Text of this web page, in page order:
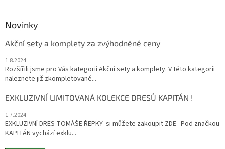
Novinky
Akční sety a komplety za zvýhodněné ceny
1.8.2024
Rozšířili jsme pro Vás kategorii Akční sety a komplety. V této kategorii
naleznete již zkompletované...
EXKLUZIVNÍ LIMITOVANÁ KOLEKCE DRESŮ KAPITÁN !
1.7.2024
EXKLUZIVNÍ DRES TOMÁŠE ŘEPKY si můžete zakoupit ZDE Pod značkou
KAPITÁN vychází exklu...